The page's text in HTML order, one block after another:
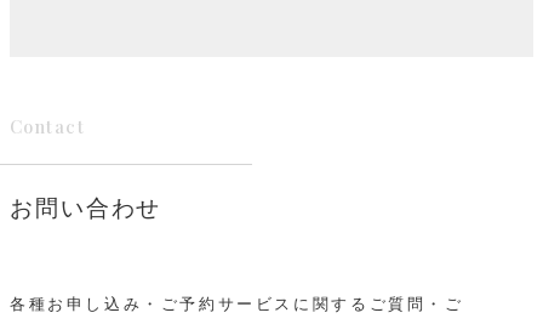
Contact
お問い合わせ
各種お申し込み・ご予約サービスに関するご質問・ご